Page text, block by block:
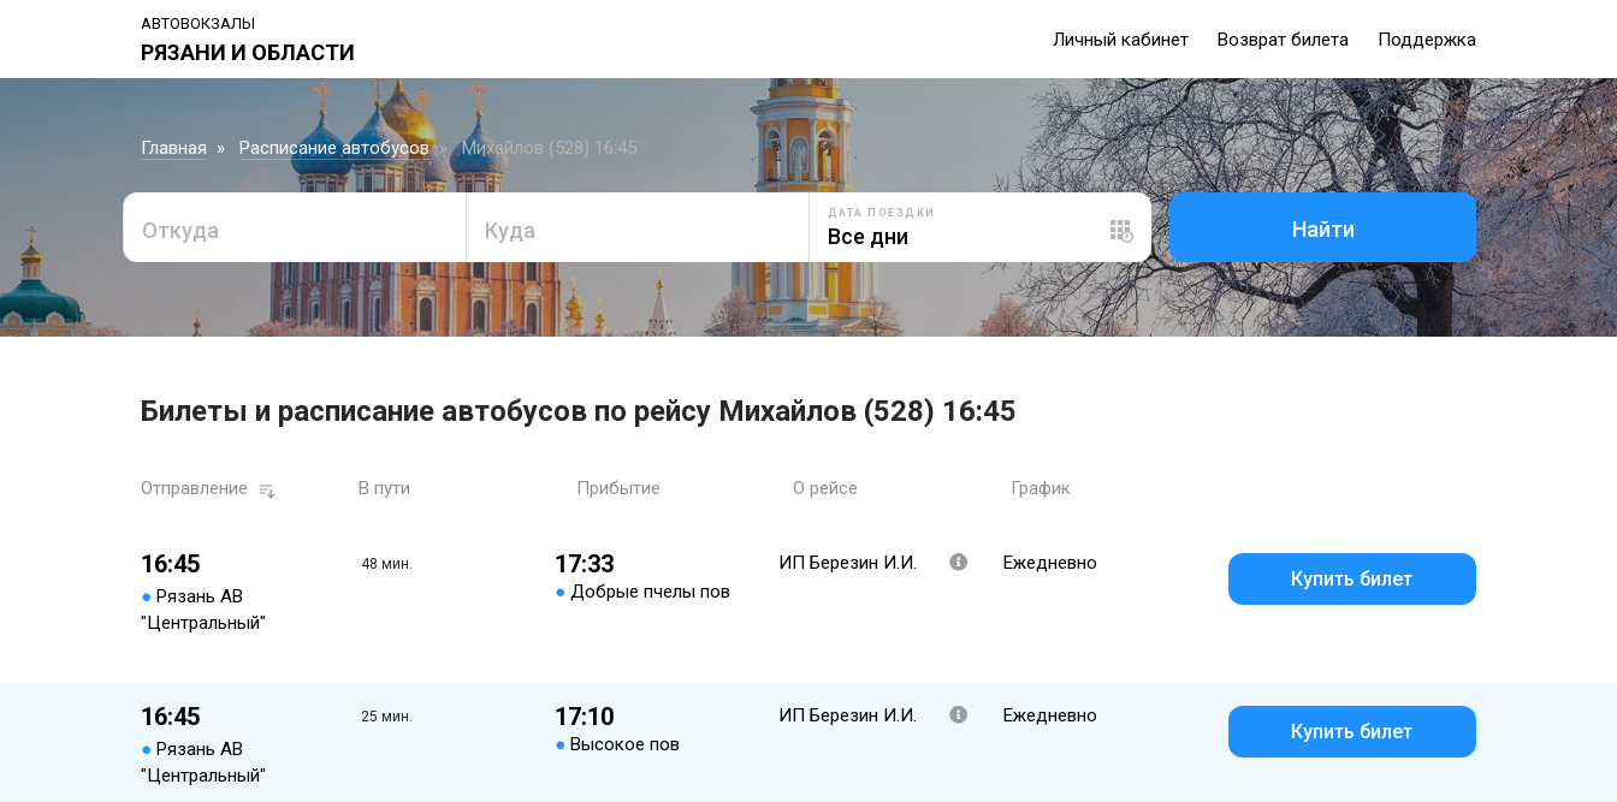
АВТОВОКЗАЛЫ
РЯЗАНИ И ОБЛАСТИ
Личный кабинет Возврат билета Поддержка
Главная Расписание автобусов Михайлов (528) 16:45
Откуда Куда
ДАТА ПОЕЗДКИ
Найти
Билеты и расписание автобусов по рейсу Михайлов (528) 16:45
Отправление В пути Прибытие О рейсе График
16:45
● Рязань АВ
"Центральный"
48 мин. 17:33
● Добрые пчелы пов
ИП Березин И.И. Ежедневно
Купить билет
16:45
● Рязань АВ
"Центральный"
25 мин. 17:10
● Высокое пов
ИП Березин И.И. Ежедневно
Купить билет